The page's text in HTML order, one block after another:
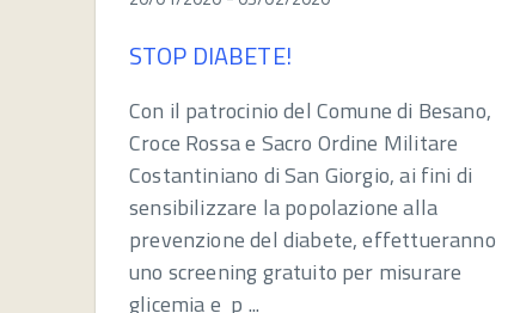
STOP DIABETE!
Con il patrocinio del Comune di Besano,
Croce Rossa e Sacro Ordine Militare
Costantiniano di San Giorgio, ai fini di
sensibilizzare la popolazione alla
prevenzione del diabete, effettueranno
uno screening gratuito per misurare
glicemia e p ...